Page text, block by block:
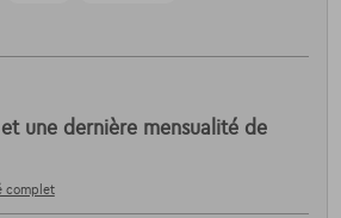
et une dernière mensualité de
complet